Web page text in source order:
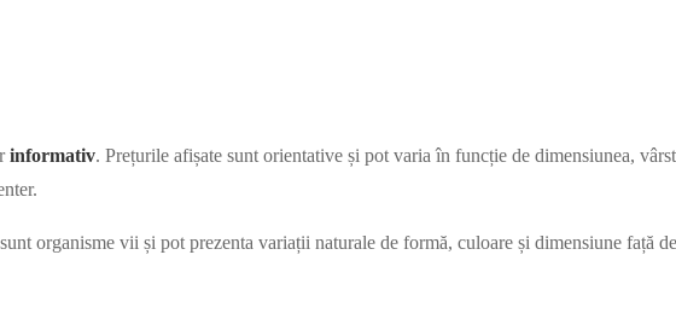
informativ. Prețurile afișate sunt orientative și pot varia în funcție de dimensiunea,
organisme vii și pot prezenta variații naturale de formă, culoare și dimensiune față